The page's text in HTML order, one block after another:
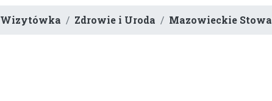
Wizytówka Zdrowie i Uroda Mazowieckie